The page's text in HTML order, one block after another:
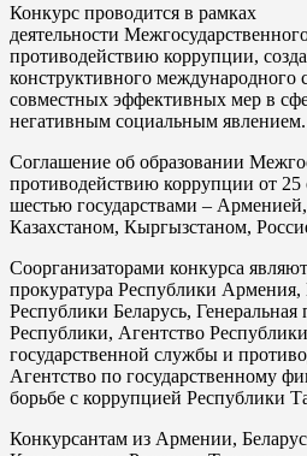
Конкурс проводится в рамках
деятельности
противодействию коррупции,
конструктивного международного
совместных эффективных мер в
негативным социальным явлением.
Соглашение об образовании
противодействию коррупции от 25
шестью государствами –
Казахстаном, Кыргызстаном,
Соорганизаторами конкурса
прокуратура Республики Армения,
Республики Беларусь,
Республики, Агентство
государственной службы и
Агентство по государственному
борьбе с коррупцией Республики
Конкурсантам из Армении,